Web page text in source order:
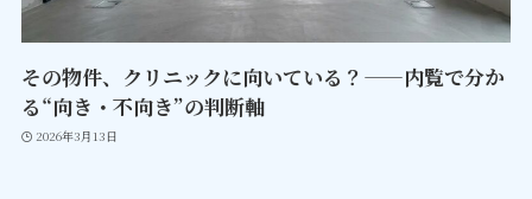
その物件、クリニックに向いている？——内覧で分か
る“向き・不向き”の判断軸
2026年3月13日